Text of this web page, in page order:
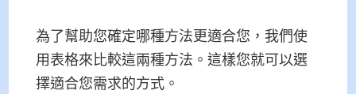
為了幫助您確定哪種方法更適合您，我們使
用表格來比較這兩種方法。這樣您就可以選
擇適合您需求的方式。